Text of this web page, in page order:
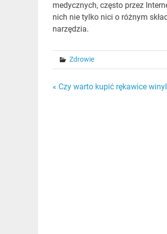
medycznych, często przez
nich nie tylko nici o różnym
narzędzia.
Zdrowie
Nawigacja
« Czy warto kupić rękawice